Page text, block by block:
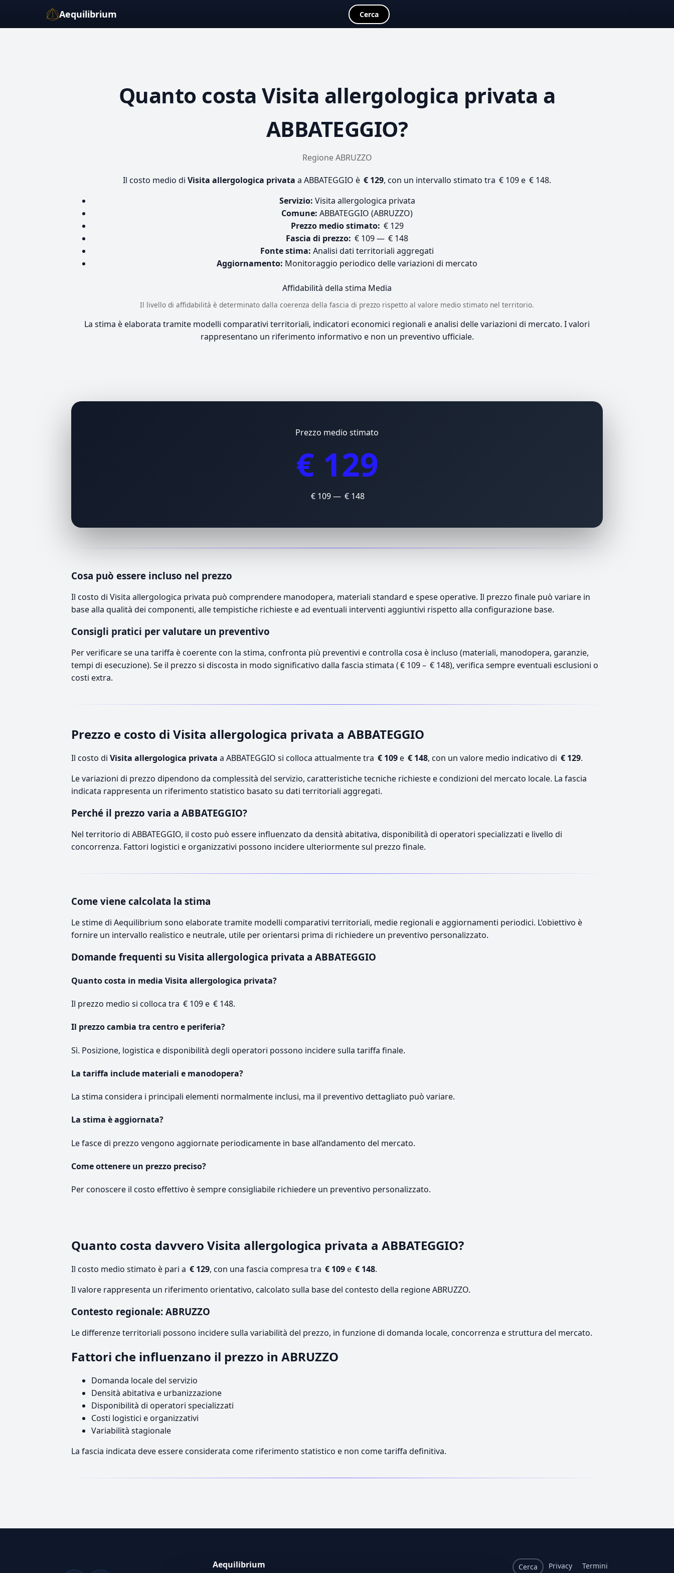
Aequilibrium Cerca
Quanto costaVisita allergologica privata a
ABBATEGGIO?
Regione ABRUZZO
Il costo medio di Visita allergologica privata a ABBATEGGIO è € 129, con un intervallo stimato tra € 109 e € 148.
Servizio: Visita allergologica privata
Comune: ABBATEGGIO (ABRUZZO)
Prezzo medio stimato: € 129
Fascia di prezzo: € 109 — € 148
Fonte stima: Analisi dati territoriali aggregati
Aggiornamento: Monitoraggio periodico delle variazioni di mercato
Affidabilità della stima Media
Il livello di affidabilità è determinato dalla coerenza della fascia di prezzo rispetto al valore medio stimato nel territorio.
La stima è elaborata tramite modelli comparativi territoriali, indicatori economici regionali e analisi delle variazioni di mercato. I valori
rappresentano un riferimento informativo e non un preventivo ufficiale.
Prezzo medio stimato
€ 129
€ 109 — € 148
Cosa può essere incluso nel prezzo
Il costo di Visita allergologica privata può comprendere manodopera, materiali standard e spese operative. Il prezzo finale può variare in
base alla qualità dei componenti, alle tempistiche richieste e ad eventuali interventi aggiuntivi rispetto alla configurazione base.
Consigli pratici per valutare un preventivo
Per verificare se una tariffa è coerente con la stima, confronta più preventivi e controlla cosa è incluso (materiali, manodopera, garanzie,
tempi di esecuzione). Se il prezzo si discosta in modo significativo dalla fascia stimata ( € 109 – € 148), verifica sempre eventuali esclusioni o
costi extra.
Prezzo e costo di Visita allergologica privata a ABBATEGGIO
Il costo di Visita allergologica privata a ABBATEGGIO si colloca attualmente tra € 109e € 148, con un valore medio indicativo di € 129.
Le variazioni di prezzo dipendono da complessità del servizio, caratteristiche tecniche richieste e condizioni del mercato locale. La fascia
indicata rappresenta un riferimento statistico basato su dati territoriali aggregati.
Perché il prezzo varia a ABBATEGGIO?
Nel territorio di ABBATEGGIO, il costo può essere influenzato da densità abitativa, disponibilità di operatori specializzati e livello di
concorrenza. Fattori logistici e organizzativi possono incidere ulteriormente sul prezzo finale.
Come viene calcolata la stima
Le stime di Aequilibrium sono elaborate tramite modelli comparativi territoriali, medie regionali e aggiornamenti periodici. L’obiettivo è
fornire un intervallo realistico e neutrale, utile per orientarsi prima di richiedere un preventivo personalizzato.
Domande frequenti su Visita allergologica privata a ABBATEGGIO
Quanto costa in media Visita allergologica privata?
Il prezzo medio si colloca tra € 109 e € 148.
Il prezzo cambia tra centro e periferia?
Sì. Posizione, logistica e disponibilità degli operatori possono incidere sulla tariffa finale.
La tariffa include materiali e manodopera?
La stima considera i principali elementi normalmente inclusi, ma il preventivo dettagliato può variare.
La stima è aggiornata?
Le fasce di prezzo vengono aggiornate periodicamente in base all’andamento del mercato.
Come ottenere un prezzo preciso?
Per conoscere il costo effettivo è sempre consigliabile richiedere un preventivo personalizzato.
Quanto costa davvero Visita allergologica privata a ABBATEGGIO?
Il costo medio stimato è pari a € 129, con una fascia compresa tra € 109e € 148.
Il valore rappresenta un riferimento orientativo, calcolato sulla base del contesto della regione ABRUZZO.
Contesto regionale: ABRUZZO
Le differenze territoriali possono incidere sulla variabilità del prezzo, in funzione di domanda locale, concorrenza e struttura del mercato.
Fattori che influenzano il prezzo in ABRUZZO
Domanda locale del servizio
Densità abitativa e urbanizzazione
Disponibilità di operatori specializzati
Costi logistici e organizzativi
Variabilità stagionale
La fascia indicata deve essere considerata come riferimento statistico e non come tariffa definitiva.
Aequilibrium Cerca Privacy Termini